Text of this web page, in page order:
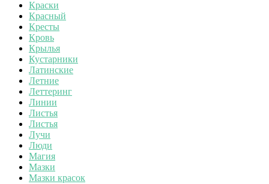
Краски
Красный
Кресты
Кровь
Крылья
Кустарники
Латинские
Летние
Леттеринг
Линии
Листья
Листья
Лучи
Люди
Магия
Мазки
Мазки красок